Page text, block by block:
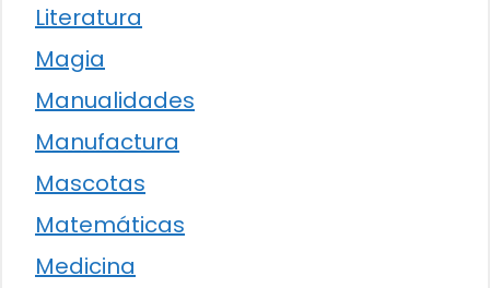
Literatura
Magia
Manualidades
Manufactura
Mascotas
Matemáticas
Medicina